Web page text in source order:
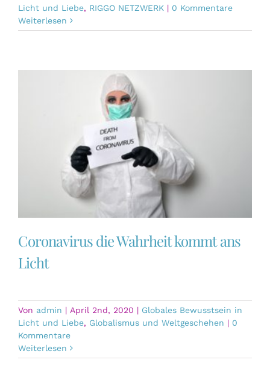
Licht und Liebe, RIGGO NETZWERK | 0 Kommentare
Weiterlesen
Coronavirus die Wahrheit kommt ans
Licht
Von admin | April 2nd, 2020 | Globales Bewusstsein in
Licht und Liebe, Globalismus und Weltgeschehen | 0
Kommentare
Weiterlesen